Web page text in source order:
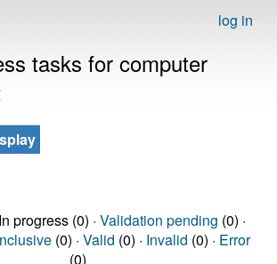
log in
tasks for computer
progress (0) · Validation pending (0) ·
(0) · Valid (0) · Invalid (0) · Error
(0)